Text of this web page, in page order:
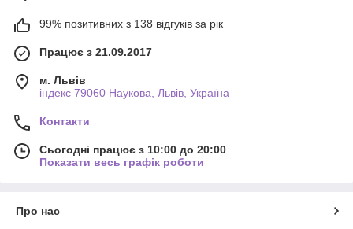
99% позитивних з 138 відгуків за рік
Працює з 21.09.2017
м. Львів
індекс 79060 Наукова, Львів, Україна
Контакти
Сьогодні працює з 10:00 до 20:00
Показати весь графік роботи
Про нас